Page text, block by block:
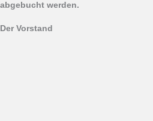
abgebucht werden.
Der Vorstand